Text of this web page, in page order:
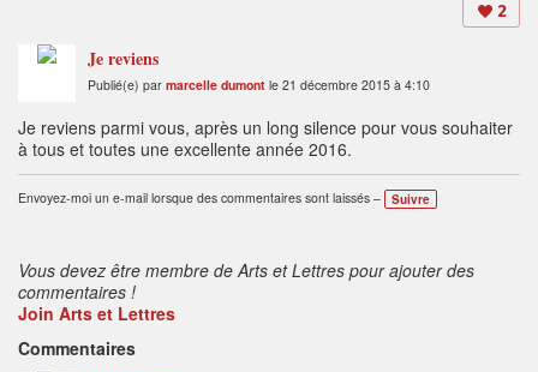
2
Je reviens
Publié(e) par marcelle dumont le 21 décembre 2015 à 4:10
Je reviens parmi vous, après un long silence pour vous souhaiter
à tous et toutes une excellente année 2016.
Envoyez-moi un e-mail lorsque des commentaires sont laissés – Suivre
Vous devez être membre de Arts et Lettres pour ajouter des
commentaires !
Join Arts et Lettres
Commentaires